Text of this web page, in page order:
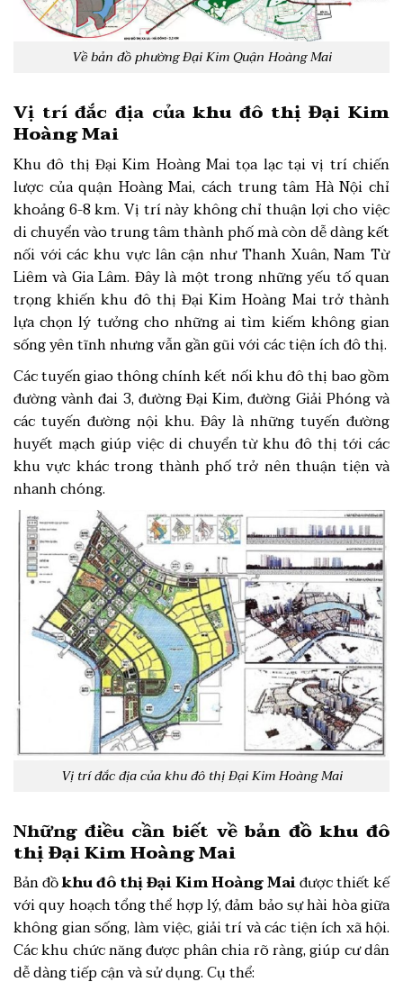
Về bản đồ phường Đại Kim Quận Hoàng Mai
Vị trí đắc địa củakhu đô thị Đại Kim
Hoàng Mai
Khu đô thị Đại Kim Hoàng Mai tọa lạc tại vị trí chiến
lược của quận Hoàng Mai, cách trung tâm Hà Nội chỉ
khoảng 6-8 km. Vị trí này không chỉ thuận lợi cho việc
di chuyển vào trung tâm thành phố mà còn dễ dàng kết
nối với các khu vực lân cận như Thanh Xuân, Nam Từ
Liêm và Gia Lâm. Đây là một trong những yếu tố quan
trọng khiến khu đô thị Đại Kim Hoàng Mai trở thành
lựa chọn lý tưởng cho những ai tìm kiếm không gian
sống yên tĩnh nhưng vẫn gần gũi với các tiện ích đô thị.
Các tuyến giao thông chính kết nối khu đô thị bao gồm
đường vành đai 3, đường Đại Kim, đường Giải Phóng và
các tuyến đường nội khu. Đây là những tuyến đường
huyết mạch giúp việc di chuyển từ khu đô thị tới các
khu vực khác trong thành phố trở nên thuận tiện và
nhanh chóng.
Vị trí đắc địa của khu đô thị Đại Kim Hoàng Mai
Những điều cần biết vềbản đồ khu đô
thị Đại Kim Hoàng Mai
Bản đồkhu đô thị Đại Kim Hoàng Maiđược thiết kế
với quy hoạch tổng thể hợp lý, đảm bảo sự hài hòa giữa
không gian sống, làm việc, giải trí và các tiện ích xã hội.
Các khu chức năng được phân chia rõ ràng, giúp cư dân
dễ dàng tiếp cận và sử dụng. Cụ thể: